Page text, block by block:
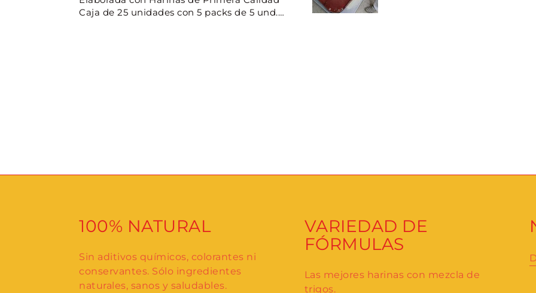
Caja de 25 unidades con 5 packs de 5 und.
100% NATURAL
Sin aditivos químicos, colorantes ni
conservantes. Sólo ingredientes
naturales, sanos y saludables.
VARIEDAD DE
FÓRMULAS
Las mejores harinas con mezcla de
trigos.